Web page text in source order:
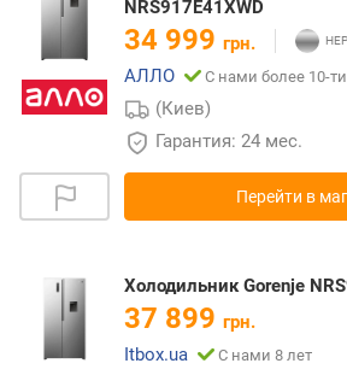
NRS917E41XWD
34 999 грн.
АЛЛО
С нами более 10-
(Киев)
Гарантия: 24 мес.
Перейти в
Холодильник Gorenje
37 899 грн.
Itbox.ua
С нами 8 лет